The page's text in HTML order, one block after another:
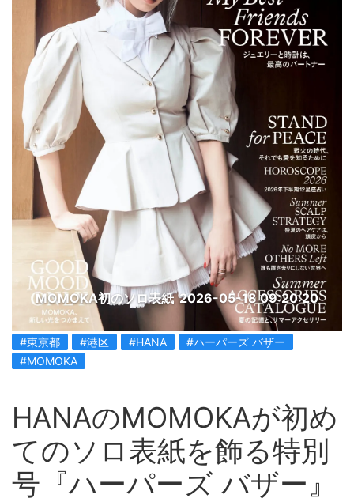
MOMOKA初のソロ表紙 2026-05-18 09:20:20
#東京都 #港区 #HANA
#ハーパーズ バザー
#MOMOKA
HANAのMOMOKAが初め
てのソロ表紙を飾る特別
号『ハーパーズ バザー』